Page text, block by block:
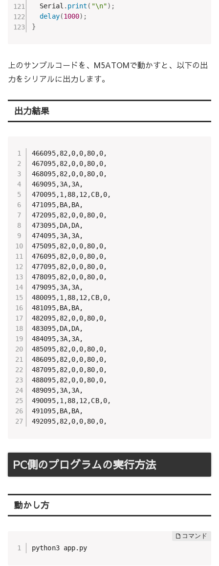
  Serial
. print ( "\n") ;
delay(1000) ;
}
上のサンプルコードを、M5ATOMで動かすと、以下の出
力をシリアルに出力します。
出力結果
466095,82,0,0,80,0,
467095,82,0,0,80,0,
468095,82,0,0,80,0,
469095,3A,3A,
470095,1,88,12,CB,0,
471095,BA,BA,
472095,82,0,0,80,0,
473095,DA,DA,
474095,3A,3A,
475095,82,0,0,80,0,
476095,82,0,0,80,0,
477095,82,0,0,80,0,
478095,82,0,0,80,0,
479095,3A,3A,
480095,1,88,12,CB,0,
481095,BA,BA,
482095,82,0,0,80,0,
483095,DA,DA,
484095,3A,3A,
485095,82,0,0,80,0,
486095,82,0,0,80,0,
487095,82,0,0,80,0,
488095,82,0,0,80,0,
489095,3A,3A,
490095,1,88,12,CB,0,
491095,BA,BA,
492095,82,0,0,80,0,
PC側のプログラムの実行方法
動かし方
python3 app.py